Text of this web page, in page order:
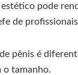
pode
de
pênis é
o tamanho.